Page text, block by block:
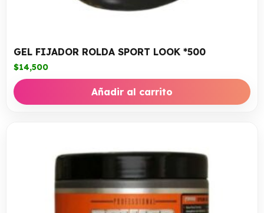
GEL FIJADOR ROLDA SPORT LOOK *500
$14,500
Añadir al carrito